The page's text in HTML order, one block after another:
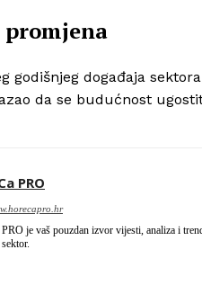
događaja
da se budućnost
PRO
je vaš pouzdan izvor vijesti, analiza i